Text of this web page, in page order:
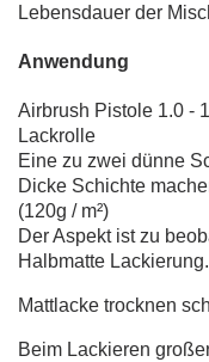
Lebensdauer der
Anwendung
Airbrush Pistole 1.0 -
Lackrolle
Eine zu zwei dünne
Dicke Schichte
(120g / m²)
Der Aspekt ist zu
Halbmatte Lackierung.
Mattlacke trocknen
Beim Lackieren